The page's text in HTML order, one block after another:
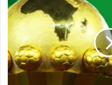
La
CAN-
2027
confirmée,
mais
l’organisation
sous
pression